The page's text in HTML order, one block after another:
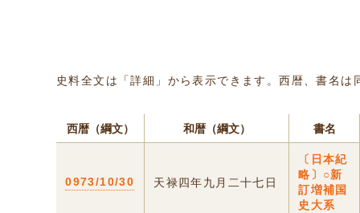
史料全文は「詳細」から表示できます。西暦、書名
西暦（綱文） 和暦（綱文） 書名
0973/10/30 天禄四年九月二十七日
〔日本紀
略〕○新
訂増補国
史大系